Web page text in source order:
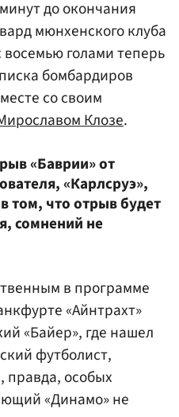
до окончания
мюнхенского клуба
голами теперь
бомбардиров
со своим
Клозе.
«Баврии» от
«Карлсруэ»,
том, что отрыв будет
сомнений не
в программе
«Айнтрахт»
«Байер», где нашел
футболист,
правда, особых
«Динамо» не